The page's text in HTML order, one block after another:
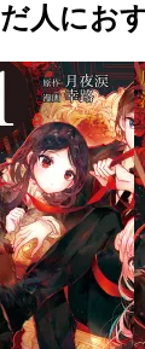
人にお